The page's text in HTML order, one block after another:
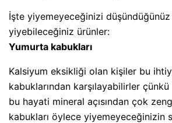
İşte yiyemeyeceğinizi düşündüğünüz
yiyebileceğiniz ürünler:
Yumurta kabukları
Kalsiyum eksikliği olan kişiler bu
kabuklarından karşılayabilirler
bu hayati mineral açısından çok
kabukları öylece yiyemeyeceğinizin